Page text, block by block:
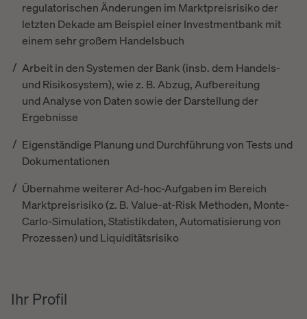
regulatorischen Änderungen im Marktpreisrisiko der
letzten Dekade am Beispiel einer Investmentbank mit
einem sehr großem Handelsbuch
Arbeit in den Systemen der Bank (insb. dem Handels-
und Risikosystem), wie z. B. Abzug, Aufbereitung
und Analyse von Daten sowie der Darstellung der
Ergebnisse
Eigenständige Planung und Durchführung von Tests und
Dokumentationen
Übernahme weiterer Ad-hoc-Aufgaben im Bereich
Marktpreisrisiko (z. B. Value-at-Risk Methoden, Monte-
Carlo-Simulation, Statistikdaten, Automatisierung von
Prozessen) und Liquiditätsrisiko
Ihr Profil